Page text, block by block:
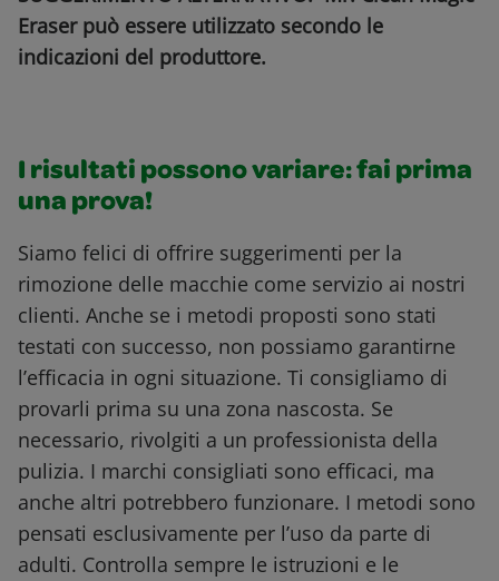
Eraser può essere utilizzato secondo le
indicazioni del produttore.
I risultati possono variare: fai prima
una prova!
Siamo felici di offrire suggerimenti per la
rimozione delle macchie come servizio ai nostri
clienti. Anche se i metodi proposti sono stati
testati con successo, non possiamo garantirne
l’efficacia in ogni situazione. Ti consigliamo di
provarli prima su una zona nascosta. Se
necessario, rivolgiti a un professionista della
pulizia. I marchi consigliati sono efficaci, ma
anche altri potrebbero funzionare. I metodi sono
pensati esclusivamente per l’uso da parte di
adulti. Controlla sempre le istruzioni e le